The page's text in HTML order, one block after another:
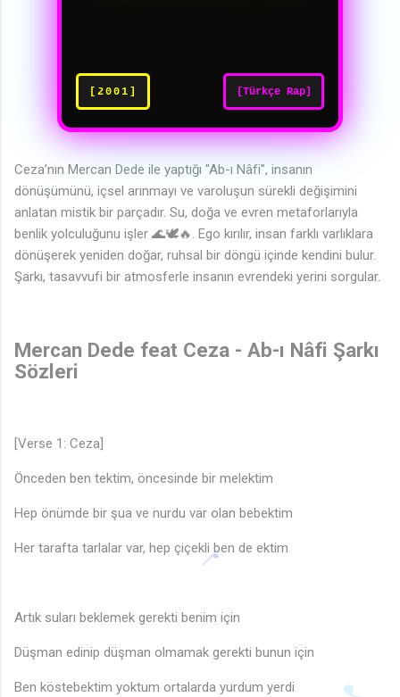
[2001] [Türkçe Rap]
Ceza’nın Mercan Dede ile yaptığı "Ab-ı Nâfi", insanın
dönüşümünü, içsel arınmayı ve varoluşun sürekli değişimini
anlatan mistik bir parçadır. Su, doğa ve evren metaforlarıyla
benlik yolculuğunu işler 🌊🕊️🔥. Ego kırılır, insan farklı varlıklara
dönüşerek yeniden doğar, ruhsal bir döngü içinde kendini bulur.
Şarkı, tasavvufi bir atmosferle insanın evrendeki yerini sorgular.
Mercan Dede feat Ceza - Ab-ı Nâfi Şarkı
Sözleri
[Verse 1: Ceza]
Önceden ben tektim, öncesinde bir melektim
Hep önümde bir şua ve nurdu var olan bebektim
Her tarafta tarlalar var, hep çiçekli ben de ektim
Artık suları beklemek gerekti benim için
Düşman edinip düşman olmamak gerekti bunun için
Ben köstebektim yoktum ortalarda yurdum yerdi